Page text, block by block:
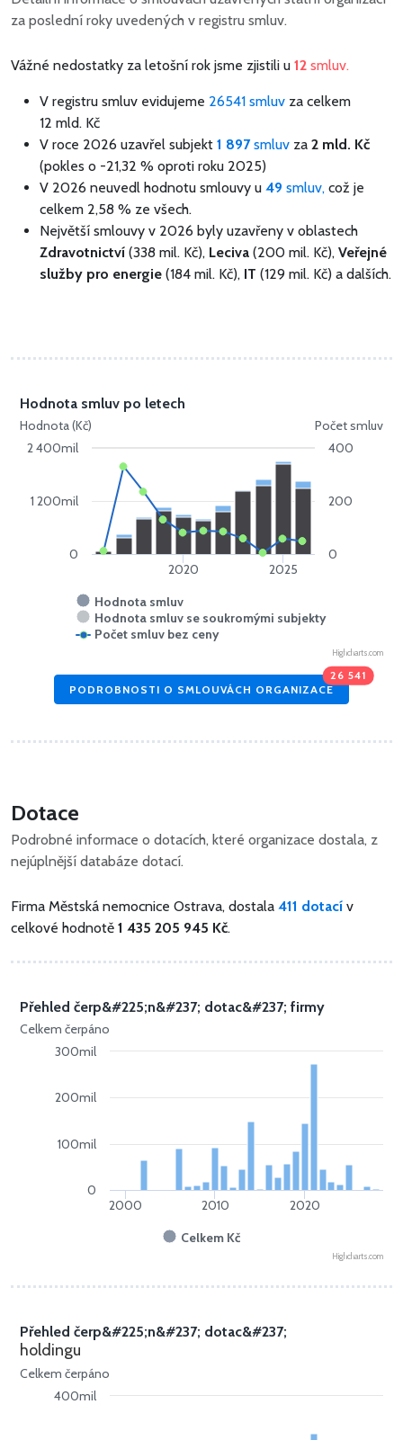
za poslední roky uvedených v registru smluv.
Vážné nedostatky za letošní rok jsme zjistili u 12 smluv.
V registru smluv evidujeme 26541 smluv za celkem
12 mld. Kč
V roce 2026 uzavřel subjekt 1 897smluv za 2 mld. Kč
(pokles o -21,32 % oproti roku 2025)
V 2026 neuvedl hodnotu smlouvy u 49 smluv, což je
celkem 2,58 % ze všech.
Největší smlouvy v 2026 byly uzavřeny v oblastech
Zdravotnictví (338 mil. Kč), Leciva (200 mil. Kč), Veřejné
služby pro energie (184 mil. Kč), IT (129 mil. Kč) a dalších.
Hodnota (Kč) Počet smluv
Hodnota smluv po letech
Hodnota smluv
Hodnota smluv se soukromými subjekty
Počet smluv bez ceny
2020 2025
0
1 200mil
2 400mil
0
200
400
Highcharts.com
PODROBNOSTI O SMLOUVÁCH ORGANIZACE
26 541
Dotace
Podrobné informace o dotacích, které organizace dostala, z
nejúplnější databáze dotací.
Firma Městská nemocnice Ostrava, dostala 411 dotací v
celkové hodnotě 1 435 205 945 Kč.
Celkem čerpáno
Přehled čerp&#225;n&#237; dotac&#237; firmy
Celkem Kč
2000 2010 2020
0
100mil
200mil
300mil
Highcharts.com
Celkem čerpáno
Přehled čerp&#225;n&#237; dotac&#237;
holdingu
400mil